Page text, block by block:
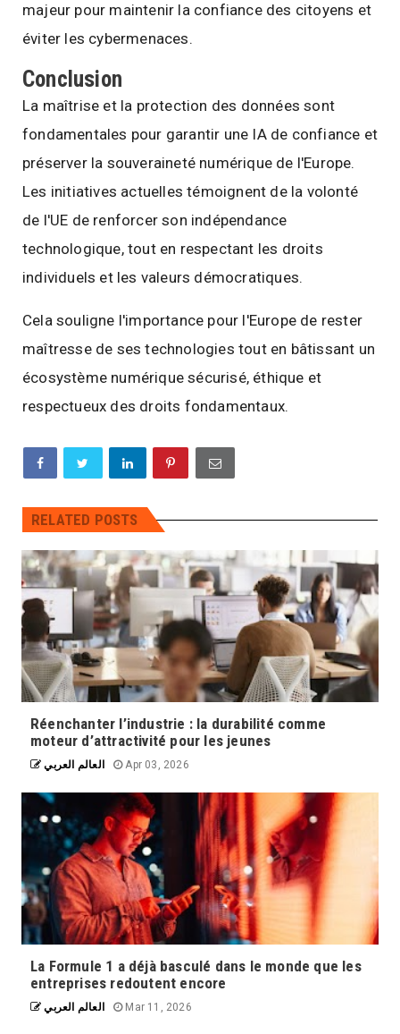
majeur pour maintenir la confiance des citoyens et
éviter les cybermenaces.
Conclusion
La maîtrise et la protection des données sont
fondamentales pour garantir une IA de confiance et
préserver la souveraineté numérique de l'Europe.
Les initiatives actuelles témoignent de la volonté
de l'UE de renforcer son indépendance
technologique, tout en respectant les droits
individuels et les valeurs démocratiques.
Cela souligne l'importance pour l'Europe de rester
maîtresse de ses technologies tout en bâtissant un
écosystème numérique sécurisé, éthique et
respectueux des droits fondamentaux.
RELATED POSTS
Réenchanter l’industrie : la durabilité comme
moteur d’attractivité pour les jeunes
العالم العربي Apr 03, 2026
La Formule 1 a déjà basculé dans le monde que les
entreprises redoutent encore
العالم العربي Mar 11, 2026